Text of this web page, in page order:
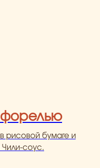
рисовой бумаге и
Чили-соус.